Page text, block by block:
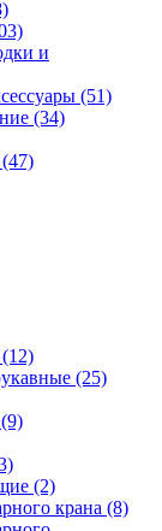
и
(51)
(34)
(47)
(12)
(25)
(9)
(2)
крана (8)